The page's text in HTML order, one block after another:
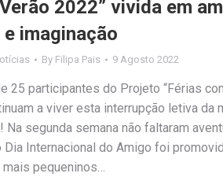
2022” vivida em
imaginação
By Filipa Pais 9 Agosto 2022
25 participantes do Projeto “Férias
a viver esta interrupção letiva da
Na segunda semana não faltaram
Dia Internacional do Amigo foi
pequeninos…